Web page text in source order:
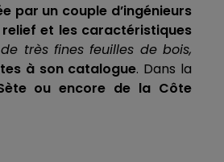
par un couple d’ingénieurs
et les caractéristiques
très fines feuilles de bois,
à son catalogue. Dans la
ou encore de la Côte